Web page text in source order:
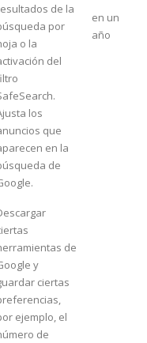
de la
por
o la
del
los
que
en la
de
en un
año
de
y
ciertas
ejemplo, el
de